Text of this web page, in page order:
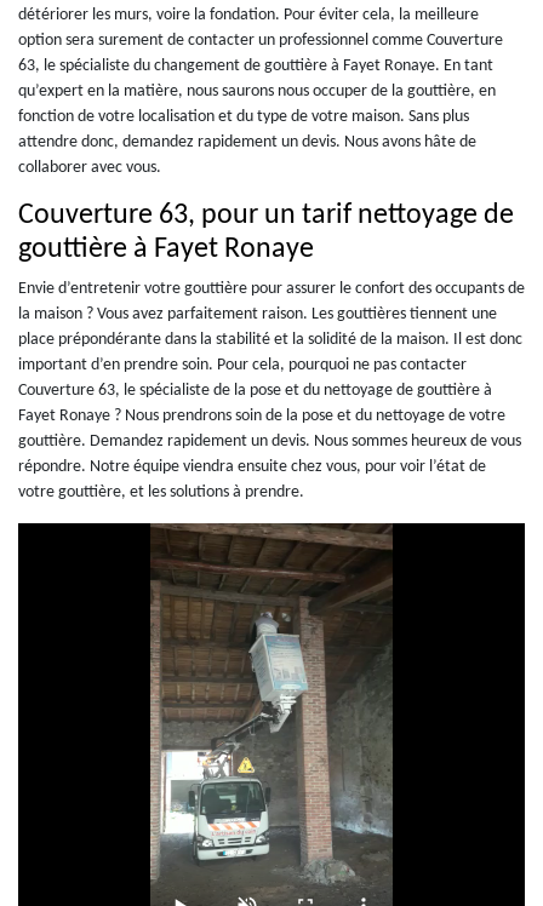
détériorer les murs, voire la fondation. Pour éviter cela, la meilleure
option sera surement de contacter un professionnel comme Couverture
63, le spécialiste du changement de gouttière à Fayet Ronaye. En tant
qu’expert en la matière, nous saurons nous occuper de la gouttière, en
fonction de votre localisation et du type de votre maison. Sans plus
attendre donc, demandez rapidement un devis. Nous avons hâte de
collaborer avec vous.
Couverture 63, pour un tarif nettoyage de
gouttière à Fayet Ronaye
Envie d’entretenir votre gouttière pour assurer le confort des occupants de
la maison ? Vous avez parfaitement raison. Les gouttières tiennent une
place prépondérante dans la stabilité et la solidité de la maison. Il est donc
important d’en prendre soin. Pour cela, pourquoi ne pas contacter
Couverture 63, le spécialiste de la pose et du nettoyage de gouttière à
Fayet Ronaye ? Nous prendrons soin de la pose et du nettoyage de votre
gouttière. Demandez rapidement un devis. Nous sommes heureux de vous
répondre. Notre équipe viendra ensuite chez vous, pour voir l’état de
votre gouttière, et les solutions à prendre.